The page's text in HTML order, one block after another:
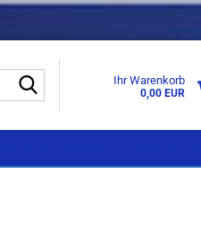
Ihr Warenkorb
0,00 EUR